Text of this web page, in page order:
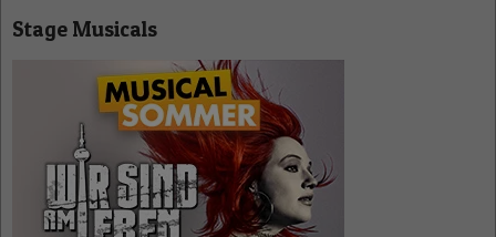
Stage Musicals